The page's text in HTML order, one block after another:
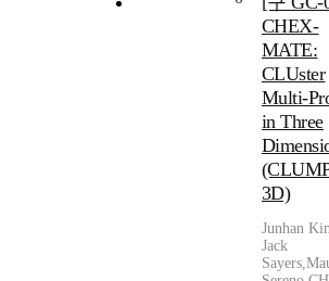
CHEX-
MATE:
CLUster
Multi-
in Three
3D)
Junhan
Jack